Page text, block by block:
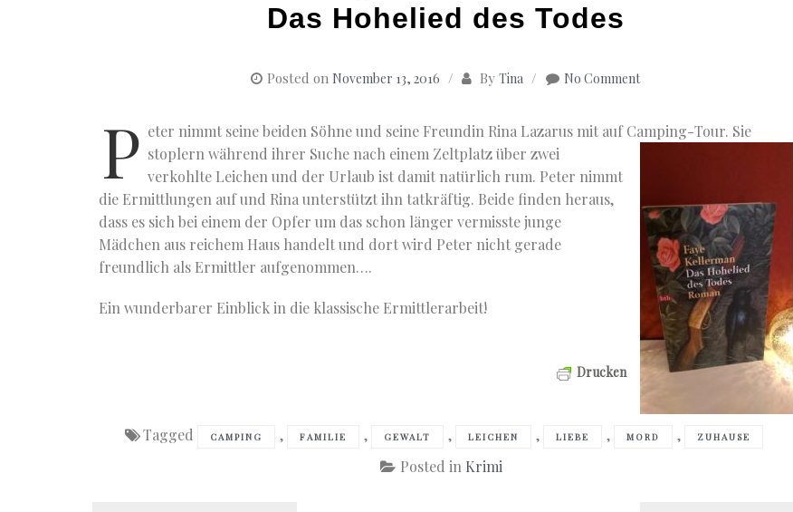
Das Hohelied des Todes
Posted on November 13, 2016 ByTina No Comment
P eter nimmt seine beiden Söhne und seine Freundin Rina Lazarus mit auf Camping-Tour. Sie
stoplern während ihrer Suche nach einem Zeltplatz über zwei
verkohlte Leichen und der Urlaub ist damit natürlich rum. Peter nimmt
die Ermittlungen auf und Rina unterstützt ihn tatkräftig. Beide finden heraus,
dass es sich bei einem der Opfer um das schon länger vermisste junge
Mädchen aus reichem Haus handelt und dort wird Peter nicht gerade
freundlich als Ermittler aufgenommen….
Ein wunderbarer Einblick in die klassische Ermittlerarbeit!
Drucken
Tagged CAMPING , FAMILIE , GEWALT , LEICHEN , LIEBE , MORD , ZUHAUSE
Posted in Krimi